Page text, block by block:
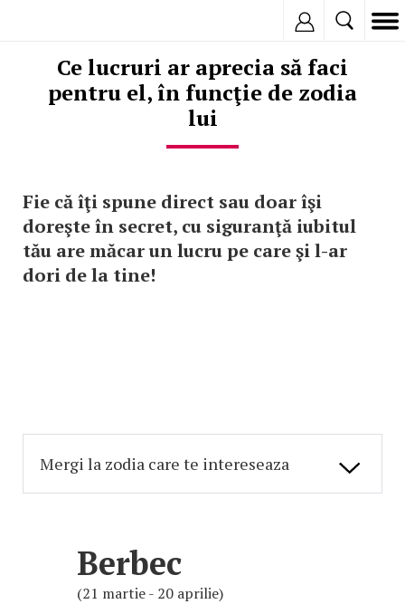
Ce lucruri ar aprecia să faci
pentru el, în funcţie de zodia
lui
Fie că îţi spune direct sau doar îşi
doreşte în secret, cu siguranţă iubitul
tău are măcar un lucru pe care şi l-ar
dori de la tine!
Berbec
(21 martie - 20 aprilie)